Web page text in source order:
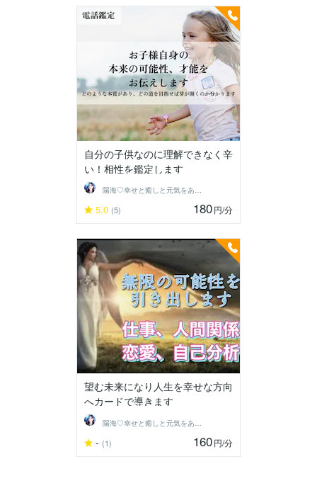
自分の子供なのに理解できなく辛
い！相性を鑑定します
陽海♡幸せと癒しと元気をあなたに
5.0 (5) 180円/分
望む未来になり人生を幸せな方向
へカードで導きます
- (1) 160円/分